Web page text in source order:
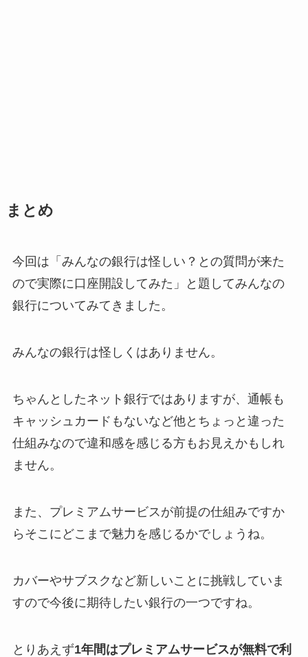
まとめ
今回は「みんなの銀行は怪しい？との質問が来た
ので実際に口座開設してみた」と題してみんなの
銀行についてみてきました。
みんなの銀行は怪しくはありません。
ちゃんとしたネット銀行ではありますが、通帳も
キャッシュカードもないなど他とちょっと違った
仕組みなので違和感を感じる方もお見えかもしれ
ません。
また、プレミアムサービスが前提の仕組みですか
らそこにどこまで魅力を感じるかでしょうね。
カバーやサブスクなど新しいことに挑戦していま
すので今後に期待したい銀行の一つですね。
とりあえず1年間はプレミアムサービスが無料で利